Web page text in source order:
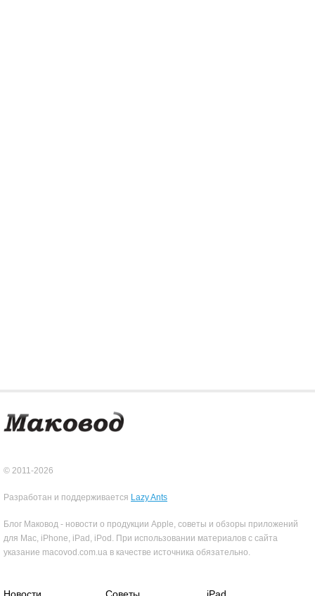
© 2011-2026
Разработан и поддерживается Lazy Ants
Блог Маковод - новости о продукции Apple, советы и обзоры приложений
для Mac, iPhone, iPad, iPod. При использовании материалов с сайта
указание macovod.com.ua в качестве источника обязательно.